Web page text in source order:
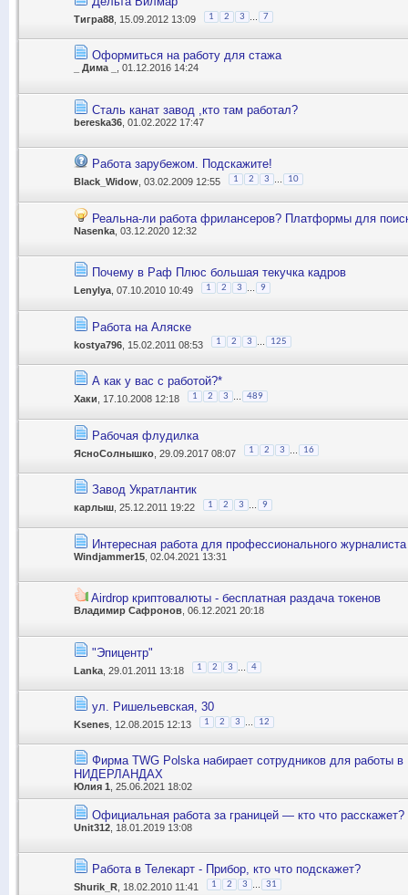
Тигра88 , 15.09.2012 13:09 1 2 3 7
Оформиться на работу для стажа
_ Дима _ , 01.12.2016 14:24
Сталь канат завод ,кто там работал?
bereska36 , 01.02.2022 17:47
Работа зарубежом. Подскажите!
Black_Widow , 03.02.2009 12:55 1 2 3 10
Реальна-ли работа фрилансеров? Платформы для
Nasenka , 03.12.2020 12:32
Почему в Раф Плюс большая текучка кадров
Lenylya , 07.10.2010 10:49 1 2 3 9
Работа на Аляске
kostya796 , 15.02.2011 08:53 1 2 3 ... 125
А как у вас с работой?*
Хаки , 17.10.2008 12:18 1 2 3 489
Рабочая флудилка
ЯсноСолнышко , 29.09.2017 08:07 1 2 3 ... 16
Завод Укратлантик
карлыш , 25.12.2011 19:22 1 2 3 9
Интересная работа для профессионального
Windjammer15 , 02.04.2021 13:31
Airdrop криптовалюты - бесплатная раздача токенов
Владимир Сафронов , 06.12.2021 20:18
"Эпицентр"
Lanka , 29.01.2011 13:18 1 2 3 4
ул. Ришельевская, 30
Ksenes , 12.08.2015 12:13 1 2 3 12
Фирма TWG Polska набирает сотрудников для
НИДЕРЛАНДАХ
Юлия 1, 25.06.2021 18:02
Официальная работа за границей — кто что расскажет?
Unit312 , 18.01.2019 13:08
Работа в Телекарт - Прибор, кто что подскажет?
Shurik_R , 18.02.2010 11:41 1 2 3 31